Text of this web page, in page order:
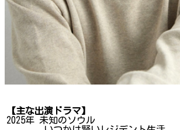
【主な出演ドラマ】
2025年 未知のソウル